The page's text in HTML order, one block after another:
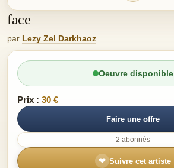
face
par Lezy Zel Darkhaoz
Oeuvre disponible
Prix : 30 €
Faire une offre
2 abonnés
❤ Suivre cet artiste